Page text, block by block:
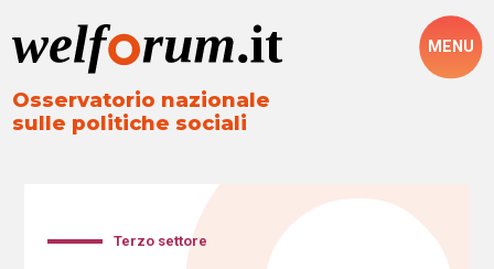
Osservatorio nazionale
sulle politiche sociali
MENU
Terzo settore